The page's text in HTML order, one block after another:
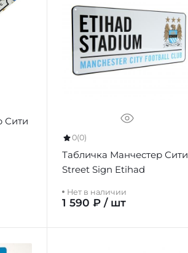
Сити
0(0)
Табличка Манчестер Сити
Street Sign Etihad
Нет в наличии
1 590 ₽ / шт